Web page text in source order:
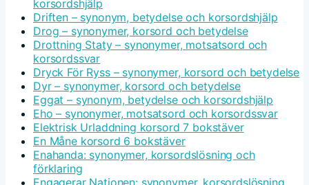
korsordshjälp
Driften – synonym, betydelse och korsordshjälp
Drog – synonymer, korsord och betydelse
Drottning Staty – synonymer, motsatsord och
korsordssvar
Dryck För Ryss – synonymer, korsord och betydelse
Dyr – synonymer, korsord och betydelse
Eggat – synonym, betydelse och korsordshjälp
Eho – synonymer, motsatsord och korsordssvar
Elektrisk Urladdning korsord 7 bokstäver
En Måne korsord 6 bokstäver
Enahanda: synonymer, korsordslösning och
förklaring